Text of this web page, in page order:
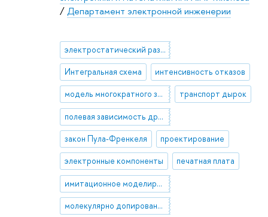
/Департамент электронной инженерии
электростатический разряд
Интегральная схема интенсивность отказов
модель многократного захвата транспорт дырок
полевая зависимость дрейфовой подвижности
закон Пула-Френкеля проектирование
электронные компоненты печатная плата
имитационное моделирование
молекулярно допированные полимеры